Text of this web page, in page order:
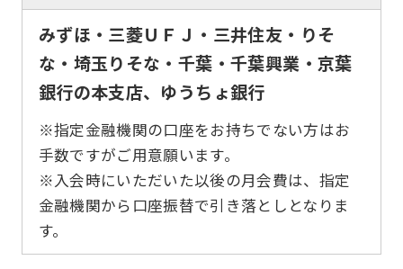
みずほ・三菱ＵＦＪ・三井住友・りそ
な・埼玉りそな・千葉・千葉興業・京葉
銀行の本支店、ゆうちょ銀行
※指定金融機関の口座をお持ちでない方はお
手数ですがご用意願います。
※入会時にいただいた以後の月会費は、指定
金融機関から口座振替で引き落としとなりま
す。